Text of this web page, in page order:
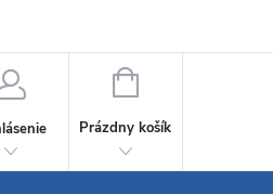
NÁKUPNÝ
Prázdny košík